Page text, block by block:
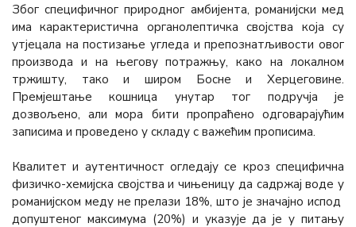
Због специфичног природног амбијента, романијски мед
има карактеристична органолептичка својства која су
утјецала на постизање угледа и препознатљивости овог
производа и на његову потражњу, како на локалном
тржишту, тако и широм Босне и Херцеговине.
Премјештање кошница унутар тог подручја је
дозвољено, али мора бити пропраћено одговарајућим
записима и проведено у складу с важећим прописима.
Квалитет и аутентичност огледају се кроз специфична
физичко-хемијска својства и чињеницу да садржај воде у
романијском меду не прелази 18%, што је значајно испод
допуштеног максимума (20%) и указује да је у питању